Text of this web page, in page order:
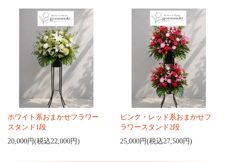
ホワイト系おまかせフラワー
スタンド1段
20,000円(税込22,000円)
ピンク・レッド系おまかせフ
ラワースタンド2段
25,000円(税込27,500円)